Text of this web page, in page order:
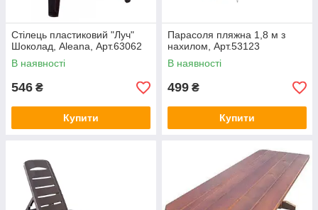
Стілець пластиковий "Луч"
Шоколад, Aleana, Арт.63062
В наявності
546 ₴
Купити
Парасоля пляжна 1,8 м з
нахилом, Арт.53123
В наявності
499 ₴
Купити